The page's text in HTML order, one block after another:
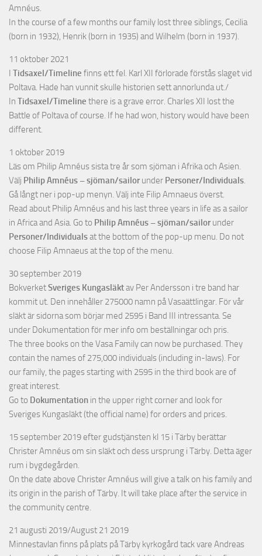
Amnéus.
In the course of a few months our family lost three siblings, Cecilia
(born in 1932), Henrik (born in 1935) and Wilhelm (born in 1937).
11 oktober 2021
I Tidsaxel/Timeline finns ett fel. Karl XII förlorade förstås slaget vid
Poltava. Hade han vunnit skulle historien sett annorlunda ut./
In Tidsaxel/Timeline there is a grave error. Charles XII lost the
Battle of Poltava of course. If he had won, history would have been
different.
1 oktober 2019
Läs om Philip Amnéus sista tre år som sjöman i Afrika och Asien.
Välj Philip Amnéus – sjöman/sailor under Personer/Individuals.
Gå långt ner i pop-up menyn. Välj inte Filip Amnaeus överst.
Read about Philip Amnéus and his last three years in life as a sailor
in Africa and Asia. Go to Philip Amnéus – sjöman/sailor under
Personer/Individualsat the bottom of the pop-up menu. Do not
choose Filip Amnaeus at the top of the menu.
30 september 2019
BokverketSveriges Kungasläktav Per Andersson i tre band har
kommit ut. Den innehåller 275000 namn på Vasaättlingar. För vår
släkt är sidorna som börjar med 2595 i Band III intressanta. Se
under Dokumentation för mer info om beställningar och pris.
The three books on the Vasa Family can now be purchased. They
contain the names of 275,000 individuals (including in-laws). For
our family, the pages starting with 2595 in the third book are of
great interest.
Go to Dokumentation in the upper right corner and look for
Sveriges Kungasläkt (the official name) for orders and prices.
15 september 2019 efter gudstjänsten kl 15 i Tärby berättar
Christer Amnéus om sin släkt och dess ursprung i Tärby. Detta äger
rum i bygdegården.
On the date above Christer Amnéus will give a talk on his family and
its origin in the parish of Tärby. It will take place after the service in
the community centre.
21 augusti 2019/August 21 2019
Minnestavlan finns på plats på Tärby kyrkogård tack vare Andreas